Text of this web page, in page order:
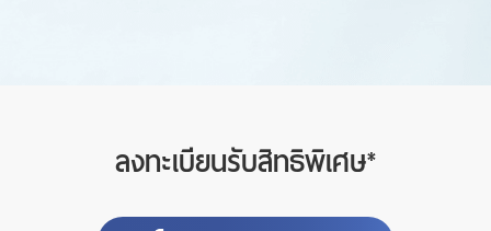
ลงทะเบียนรับสิทธิพิเศษ*